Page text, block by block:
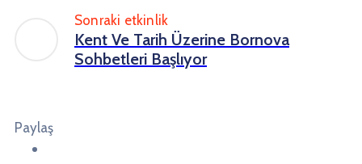
Sonraki etkinlik
Kent Ve Tarih Üzerine Bornova
Sohbetleri Başlıyor
Paylaş